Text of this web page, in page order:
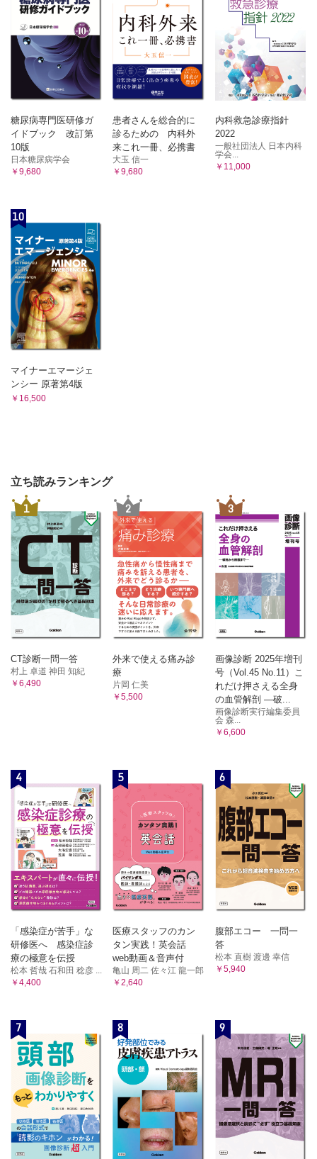
糖尿病専門医研修ガ
イドブック 改訂第
10版
日本糖尿病学会
￥9,680
患者さんを総合的に
診るための 内科外
来これ一冊、必携書
大玉 信一
￥9,680
内科救急診療指針
2022
一般社団法人 日本内科
学会...
￥11,000
10
マイナーエマージェ
ンシー 原著第4版
￥16,500
立ち読みランキング
1
CT診断一問一答
村上 卓道 神田 知紀
￥6,490
2
外来で使える痛み診
療
片岡 仁美
￥5,500
3
画像診断 2025年増刊
号（Vol.45 No.11）こ
れだけ押さえる全身
の血管解剖 ―破...
画像診断実行編集委員
会 森...
￥6,600
4
「感染症が苦手」な
研修医へ 感染症診
療の極意を伝授
松本 哲哉 石和田 稔彦 ...
￥4,400
5
医療スタッフのカン
タン実践！英会話
web動画＆音声付
亀山 周二 佐々江 龍一郎
￥2,640
6
腹部エコー 一問一
答
松本 直樹 渡邊 幸信
￥5,940
7 8 9